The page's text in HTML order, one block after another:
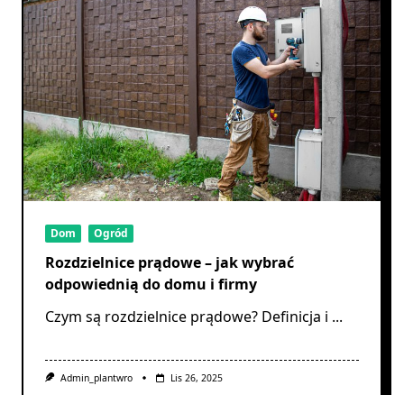
Dom Ogród
Rozdzielnice prądowe – jak wybrać
odpowiednią do domu i firmy
Czym są rozdzielnice prądowe? Definicja i ...
Admin_plantwro Lis 26, 2025